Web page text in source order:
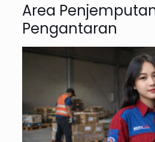
Area
Pengantaran